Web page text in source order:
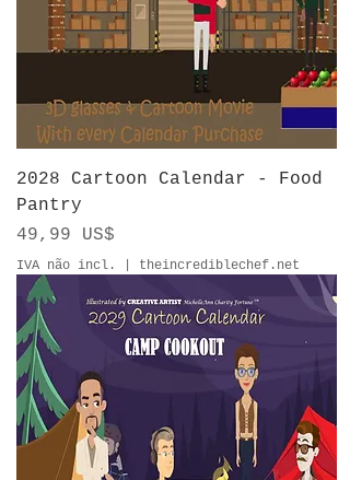
2028 Cartoon Calendar - Food
Pantry
Preço
49,99 US$
IVA não incl. theincrediblechef.net